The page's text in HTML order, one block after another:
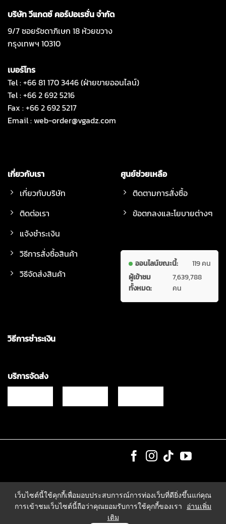
บริษัท วีแกดซ์ คอร์ปอเรชั่น จำกัด
9/7 ซอยรัชดาภิเษก 18 ห้วยขวาง
กรุงเทพฯ 10310
เบอร์โทร
Tel : +66 81 170 3446 (ฝ่ายขายออนไลน์)
Tel : +66 2 692 5216
Fax : +66 2 692 5217
Email :web-order@vgadz.com
เกี่ยวกับเรา
เกี่ยวกับบริษัท
ติดต่อเรา
แจ้งชำระเงิน
วิธีการสั่งซื้อสินค้า
วิธีจัดส่งสินค้า
ศูนย์ช่วยเหลือ
ติดตามการสั่งซื้อ
ข้อตกลงและโยบายต่างๆ
ออนไลน์ขณะนี้:
119 คน
ผู้เข้าชม
ทั้งหมด:
7,639,788
คน
วิธีการชำระเงิน
บริการจัดส่ง
เว็บไซต์นี้ใช้คุกกี้เพื่อมอบประสบการณ์การท่องเว็บที่ดียิ่งขึ้นแก่คุณ
การเข้าชมเว็บไซต์นี้ถือว่าคุณยอมรับการใช้คุกกี้ของเรา
อ่านเพิ่ม
เติม